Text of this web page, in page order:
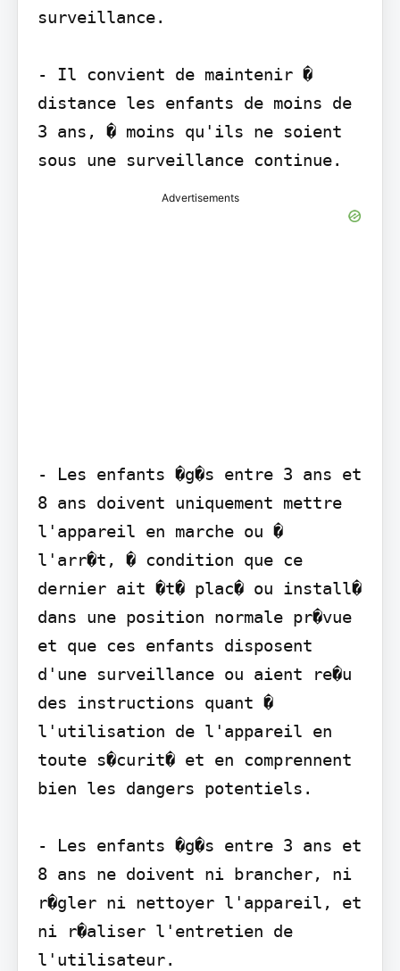
surveillance.
- Il convient de maintenir �
distance les enfants de moins de
3 ans, � moins qu'ils ne soient
sous une surveillance continue.
Advertisements
- Les enfants �g�s entre 3 ans et
8 ans doivent uniquement mettre
l'appareil en marche ou �
l'arr�t, � condition que ce
dernier ait �t� plac� ou install�
dans une position normale pr�vue
et que ces enfants disposent
d'une surveillance ou aient re�u
des instructions quant �
l'utilisation de l'appareil en
toute s�curit� et en comprennent
bien les dangers potentiels.
- Les enfants �g�s entre 3 ans et
8 ans ne doivent ni brancher, ni
r�gler ni nettoyer l'appareil, et
ni r�aliser l'entretien de
l'utilisateur.